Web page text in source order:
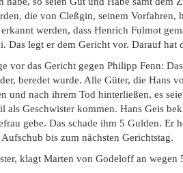
die von Cleßgin, seinem Vorfahren,
werden, dass Henrich Fulmot
Das legt er dem Gericht vor. Darauf
vor das Gericht gegen Philipp Fenn:
beredet wurde. Alle Güter, die Hans
und nach ihrem Tod hinterließen, es
als Geschwister kommen. Hans Geis
gebe. Das schade ihm 5 Gulden.
bis zum nächsten Gerichtstag.
klagt Marten von Godeloff an